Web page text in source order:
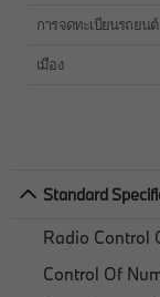
การจดทะเบียนรถยนต์
เมือง
Standard
Radio Control
Control Of